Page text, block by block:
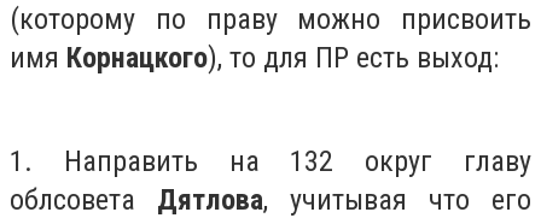
(которому по праву можно присвоить
имя Корнацкого), то для ПР есть выход:
1. Направить на 132 округ главу
облсовета Дятлова, учитывая что его